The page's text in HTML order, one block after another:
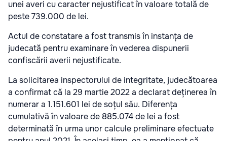
unei averi cu caracter nejustificat în valoare totală de
peste 739.000 de lei.
Actul de constatare a fost transmis în instanța de
judecată pentru examinare în vederea dispunerii
confiscării averii nejustificate.
La solicitarea inspectorului de integritate, judecătoarea
a confirmat că la 29 martie 2022 a declarat deținerea în
numerar a 1.151.601 lei de soțul său. Diferența
cumulativă în valoare de 885.074 de lei a fost
determinată în urma unor calcule preliminare efectuate